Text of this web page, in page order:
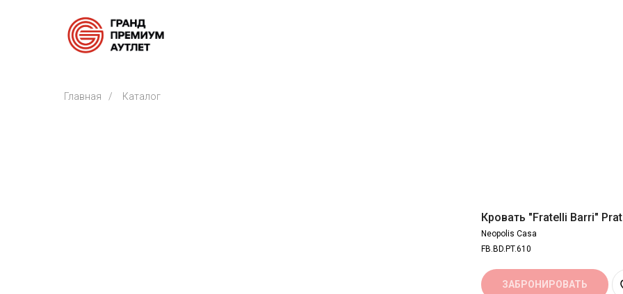
Главная / Каталог
Кровать "Fratelli Barri"
Neopolis Casa
FB.BD.PT.610
ЗАБРОНИРОВАТЬ